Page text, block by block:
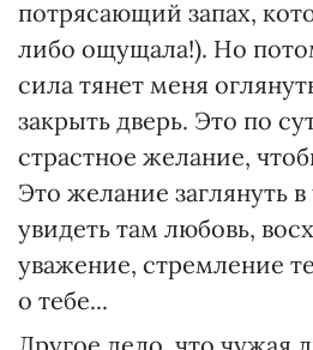
потрясающий запах,
либо ощущала!). Но
сила тянет меня
закрыть дверь. Это по
страстное желание,
Это желание заглянуть в
увидеть там любовь,
уважение, стремление
о тебе...